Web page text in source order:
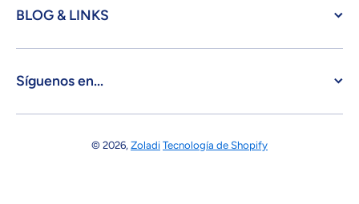
BLOG & LINKS
Síguenos en...
© 2026,Zoladi Tecnología de Shopify